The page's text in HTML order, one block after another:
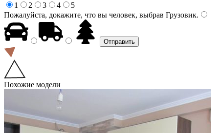
1
2 3 4
5
Пожалуйста, докажите, что вы человек, выбрав Грузовик.
Похожие модели